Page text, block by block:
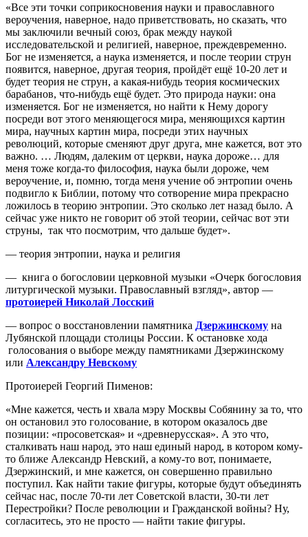
«Все эти точки соприкосновения науки и православного
вероучения, наверное, надо приветствовать, но сказать, что
мы заключили вечный союз, брак между наукой
исследовательской и религией, наверное, преждевременно.
Бог не изменяется, а наука изменяется, и после теории струн
появится, наверное, другая теория, пройдёт ещё 10-20 лет и
будет теория не струн, а какая-нибудь теория космических
барабанов, что-нибудь ещё будет. Это природа науки: она
изменяется. Бог не изменяется, но найти к Нему дорогу
посреди вот этого меняющегося мира, меняющихся картин
мира, научных картин мира, посреди этих научных
революций, которые сменяют друг друга, мне кажется, вот это
важно. … Людям, далеким от церкви, наука дороже… для
меня тоже когда-то философия, наука были дороже, чем
вероучение, и, помню, тогда меня учение об энтропии очень
подвигло к Библии, потому что сотворение мира прекрасно
ложилось в теорию энтропии. Это сколько лет назад было. А
сейчас уже никто не говорит об этой теории, сейчас вот эти
струны, так что посмотрим, что дальше будет».
— теория энтропии, наука и религия
— книга о богословии церковной музыки «Очерк богословия
литургической музыки. Православный взгляд», автор —
протоиерей Николай Лосский
— вопрос о восстановлении памятника Дзержинскому на
Лубянской площади столицы России. К остановке хода
голосования о выборе между памятниками Дзержинскому
или Александру Невскому
Протоиерей Георгий Пименов:
«Мне кажется, честь и хвала мэру Москвы Собянину за то, что
он остановил это голосование, в котором оказалось две
позиции: «просоветская» и «древнерусская». А это что,
сталкивать наш народ, это наш единый народ, в котором кому-
то ближе Александр Невский, а кому-то вот, понимаете,
Дзержинский, и мне кажется, он совершенно правильно
поступил. Как найти такие фигуры, которые будут объединять
сейчас нас, после 70-ти лет Советской власти, 30-ти лет
Перестройки? После революции и Гражданской войны? Ну,
согласитесь, это не просто — найти такие фигуры.